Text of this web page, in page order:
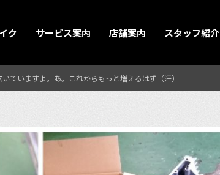
ク サービス案内 店舗案内 スタッフ紹介
ていますよ。あ。これからもっと増えるはず（汗）